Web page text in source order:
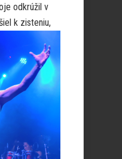
odkrúžil v
k zisteniu,